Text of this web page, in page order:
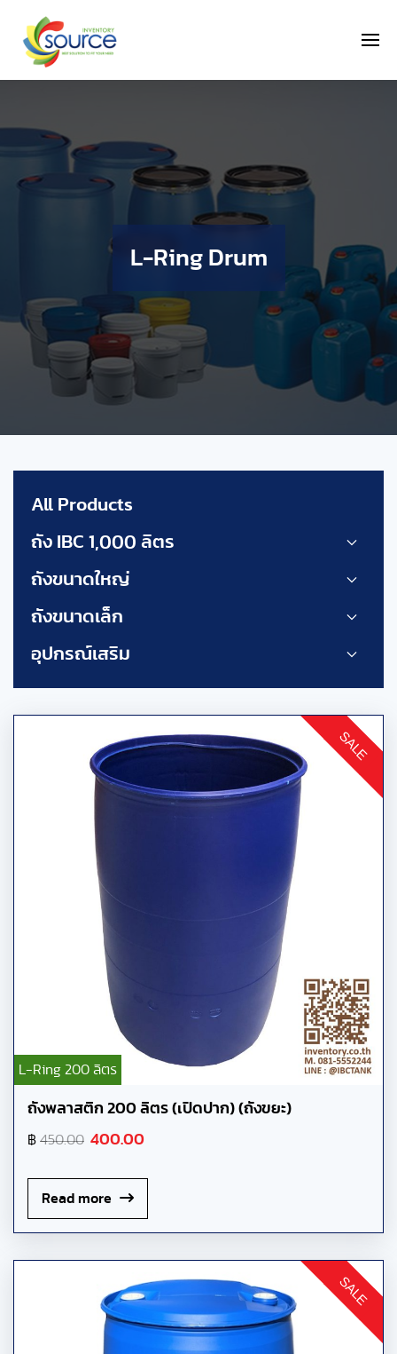
L-Ring Drum
All Products
ถัง IBC 1,000 ลิตร
ถังขนาดใหญ่
ถังขนาดเล็ก
อุปกรณ์เสริม
L-Ring 200 ลิตร
SALE
ถังพลาสติก 200 ลิตร (เปิดปาก) (ถังขยะ)
฿ 450.00 400.00
Read more
SALE